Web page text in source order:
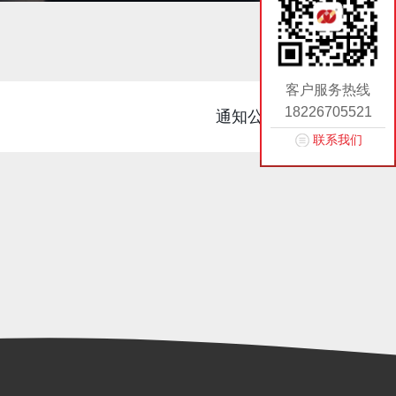
通知公告
客户服务热线
18226705521
联系我们